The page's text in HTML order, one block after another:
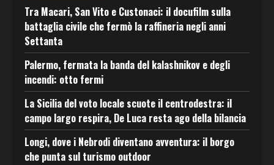
Tra Macari, San Vito e Custonaci: il docufilm sulla
battaglia civile che fermò la raffineria negli anni
Settanta
Palermo, fermata la banda del kalashnikov e degli
incendi: otto fermi
La Sicilia del voto locale scuote il centrodestra: il
campo largo respira, De Luca resta ago della bilancia
Longi, dove i Nebrodi diventano avventura: il borgo
che punta sul turismo outdoor